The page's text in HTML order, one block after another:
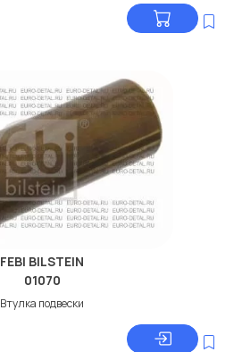
FEBI BILSTEIN
01070
Втулкa подвески